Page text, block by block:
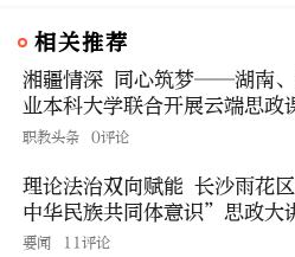
相关推荐
湘疆情深 同心筑梦——湖南、
业本科大学联合开展云端思政
职教头条 0评论
理论法治双向赋能 长沙雨花
中华民族共同体意识”思政大
要闻 11评论